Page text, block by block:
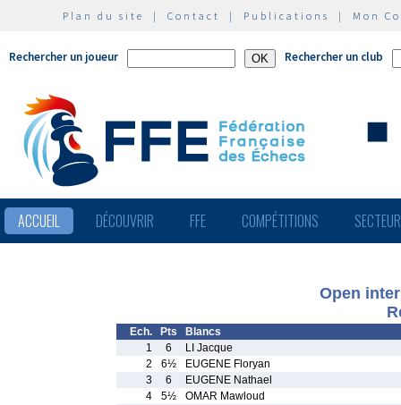
Plan du site | Contact | Publications | Mon
Rechercher un joueur Rechercher un club
ACCUEIL DÉCOUVRIR FFE COMPÉTITIONS
Open
Ech. Pts
Blancs
1
6
LI Jacque
2
6½
EUGENE Floryan
3
6
EUGENE Nathael
4
5½
OMAR Mawloud